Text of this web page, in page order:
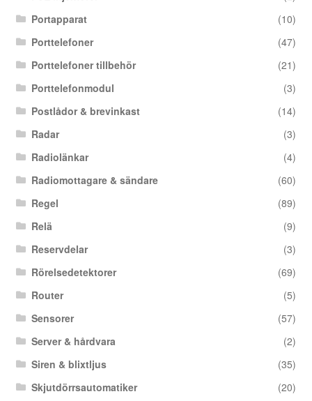
Portapparat
(10)
Porttelefoner
(47)
Porttelefoner tillbehör
(21)
Porttelefonmodul
(3)
Postlådor & brevinkast
(14)
Radar
(3)
Radiolänkar
(4)
Radiomottagare & sändare
(60)
Regel
(89)
Relä
(9)
Reservdelar
(3)
Rörelsedetektorer
(69)
Router
(5)
Sensorer
(57)
Server & hårdvara
(2)
Siren & blixtljus
(35)
Skjutdörrsautomatiker
(20)